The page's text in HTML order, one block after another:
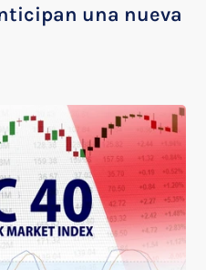
una nueva